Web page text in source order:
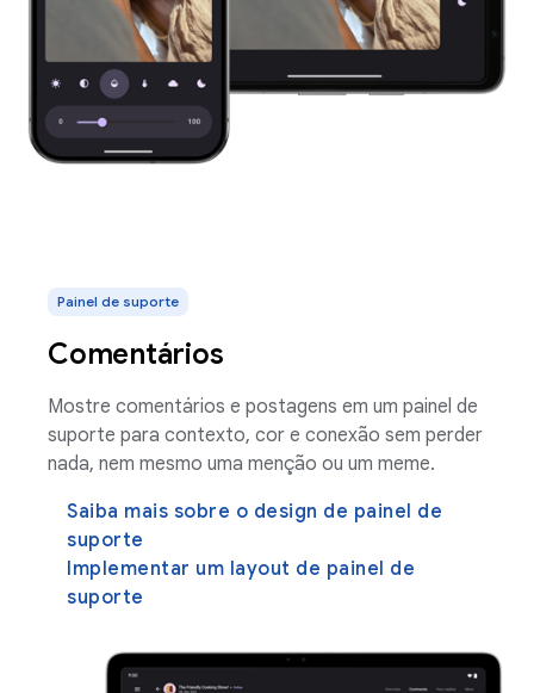
Painel de suporte
Comentários
Mostre comentários e postagens em um painel de
suporte para contexto, cor e conexão sem perder
nada, nem mesmo uma menção ou um meme.
Saiba mais sobre o design de painel de
suporte
Implementar um layout de painel de
suporte